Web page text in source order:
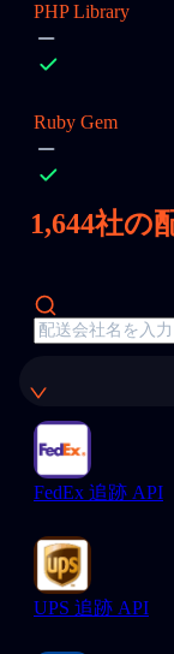
PHP Library
Ruby Gem
1,644社の
FedEx 追跡 API
UPS 追跡 API